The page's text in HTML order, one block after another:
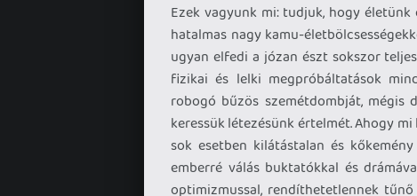
Ezek vagyunk mi: tudjuk, hogy életünk
hatalmas nagy kamu-
ugyan elfedi a józan észt sokszor
fizikai és lelki megpróbáltatások
robogó bűzös szemétdombját, mégis
keressük létezésünk értelmét. Ahogy
sok esetben kilátástalan és
emberré válás buktatókkal és
optimizmussal, rendíthetetlennek